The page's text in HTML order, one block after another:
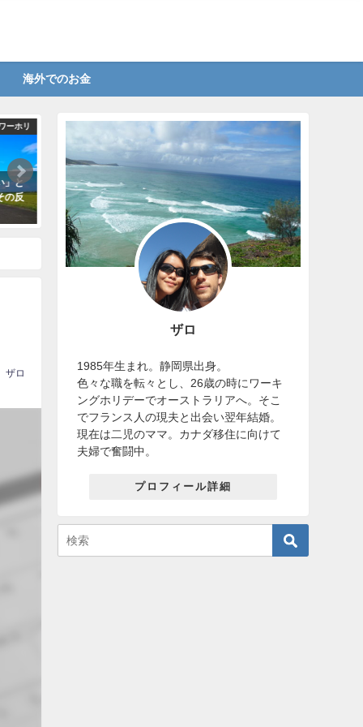
海外でのお金
ンガルも夢じゃない！？
オール移住の魅力
月25日
カナダ移住
自分はカナダ移住できそうかビザ
から割り出してみよう！
2018年10月25日
ザロ
ザロ
1985年生まれ。静岡県出身。
色々な職を転々とし、26歳の時にワーキ
ングホリデーでオーストラリアへ。そこ
でフランス人の現夫と出会い翌年結婚。
現在は二児のママ。カナダ移住に向けて
夫婦で奮闘中。
プロフィール詳細